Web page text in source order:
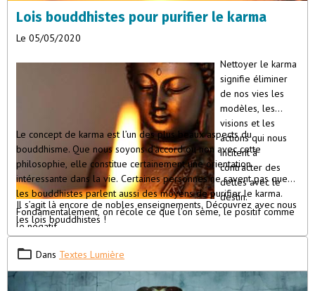
elles brisent les schémas familiaux rigides,
Lois bouddhistes pour purifier le karma
Le 05/05/2020
Nettoyer le karma
signifie éliminer
de nos vies les
modèles, les
visions et les
actions qui nous
incitent à
contracter des
dettes avec le
destin.
Fondamentalement, on récole ce que l’on sème, le positif comme
le négatif.
Le concept de karma est l’un des plus beaux aspects du
bouddhisme. Que nous soyons d’accord ou non avec cette
philosophie, elle constitue certainement une orientation
intéressante dans la vie. Certaines personnes ne savent pas que
les bouddhistes parlent aussi des moyens de purifier le karma.
Il s’agit là encore de nobles enseignements. Découvrez avec nous
les lois bouddhistes !
Dans Textes Lumière